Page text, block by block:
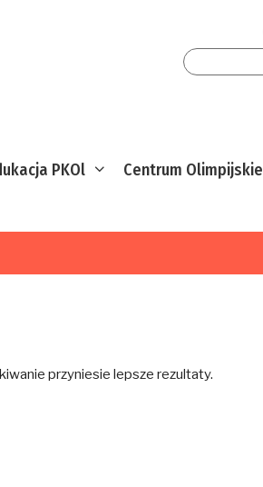
PKOl Centrum Olimpijskie
przyniesie lepsze rezultaty.